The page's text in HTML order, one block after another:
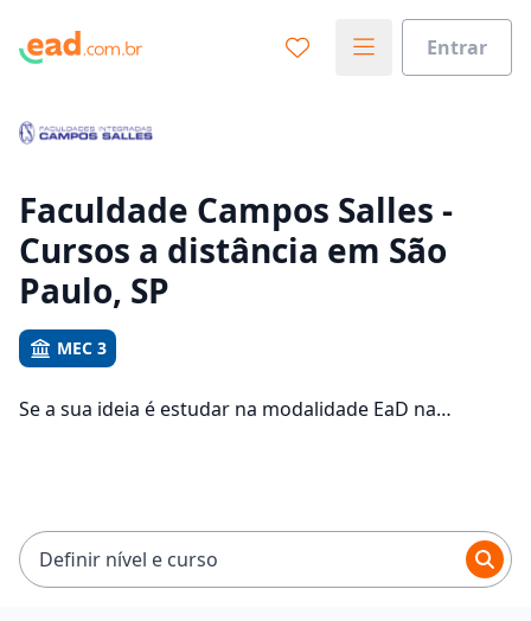
Entrar
Faculdade Campos Salles -
Cursos a distância em São
Paulo, SP
MEC 3
Se a sua ideia é estudar na modalidade EaD na
R$ 842,88.
Definir nível e curso